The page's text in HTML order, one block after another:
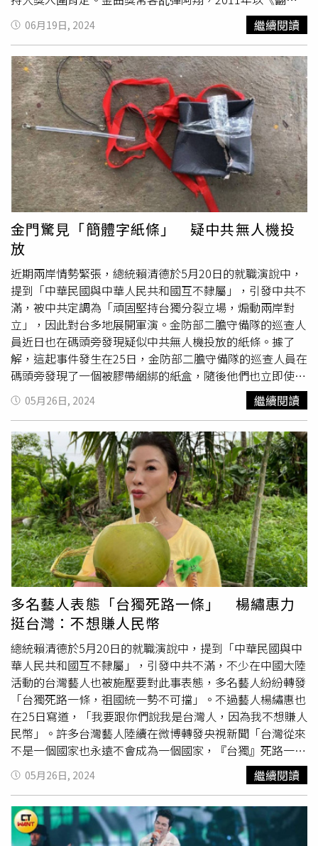
冠霖、陳喬恩、汪東城、周傳雄（小剛）、陳妍希、黃曦
彥、楊宗緯、吳奇隆、辰亦儒和陳意涵，文案統一為「＃中
國終將實現完全統一，台灣必將回歸祖國的懷抱」，明確表
達統一的態度。陳意涵如今再度重申立場，再度掀起兩岸網
友議論，此外，五月天阿信7日在中國「禁娛日」於深圳場
演唱會上照常開唱，並當場表達「為歷史中奮鬥的靈魂掌
聲」，被中國網友認為在講七七事變，隨後更在中國官媒
《央視》微博下方留言「銘記歷史，自強不息，讓世界見證
新世紀」引發台灣部分粉絲不滿。
吧！阿信》電影主題曲〈完美落地〉，獲得金馬獎最佳電影
原創歌曲肯定。2019年他和浩子搭檔主持《台灣金頌》，
甫擔任主持人便獲得金鐘獎提名，隔年奪下第55屆金鐘獎
「綜藝節目主持人獎」，締造「三金大滿貫」的成就。獲封
「國師」的星座專家唐綺陽，一直都是各大節目邀約的熟面
孔，也曾演出電影、戲劇、舞台劇。2020年她和吳姍儒、
炎亞綸合作主持談話性節目《36題愛上你》，隔年節目與主
持人雙料入圍第56屆金鐘獎，並成功拿下「綜藝節目主持人
獎」，節目一共播了3季；她也因此開啟主持之路，陸續接
下《唐綺陽逍遙遊》、《唐綺陽談星室》、《星時代調研
所》等主持棒。林俊逸12歲報名歌唱節目《五燈獎》，在兒
童組一路過關斬將，成為首位五度五關的得主，出道後在歌
唱道路上也獲得無數肯定。2012年，他轉戰主持，和侯佩
岑共同主持《樂光寶盒》，節目於隔年獲得第48屆金鐘獎綜
藝節目主持人獎提名；之後他再主持《音樂萬萬歲》、《星
光大道》都有獲得金鐘獎賞識，是入圍「綜藝節目主持人
獎」的常客。關於張家瑋離開《大集合》主持群，民視回
應：「張家瑋於5月底就被徵召進民視八點檔《愛的榮耀》
劇組，所以暫時無法配合出外景，民視已同步轉知製作人及
主持人胡瓜！」
06月19日, 2024 繼續閱讀
金門驚見「簡體字紙條」 疑中共無人機投
放
近期兩岸情勢緊張，總統賴清德於5月20日的就職演說中，
提到「中華民國與中華人民共和國互不隸屬」，引發中共不
滿，被中共定調為「頑固堅持台獨分裂立場，煽動兩岸對
立」，因此對台多地展開軍演。金防部二膽守備隊的巡查人
員近日也在碼頭旁發現疑似中共無人機投放的紙條。據了
解，這起事件發生在25日，金防部二膽守備隊的巡查人員在
碼頭旁發現了一個被膠帶綑綁的紙盒，隨後他們也立即使用
通報系統報告。在經過檢視內部的紙張，發現上面印有粗糙
的簡體字政治口號。金防部推斷這個物件可能是由無人機在
視線範圍外投放的，目的是引起外界的關注，透過製造話題
來增加網絡社群流量，這是一種典型的認知操作手法。金防
部也強調，防衛區已經完備了重要設施和陣地偽裝，對於類
似的騷擾和挑釁行為，他們將根據自衛原則採取適當的反制
措施，不會被這些行為影響。事實上，總統賴清德上任後，
中國在台周邊海空域進行軍演，《央視新聞》官方微博則於
22日發文喊出「台灣從來不是一個國家，也永遠不會成為一
個國家」、「『台獨』死路一條，祖國統一勢不可擋」等口
號。隨後包括侯佩岑、歐陽娜娜、楊宗緯、楊丞琳、張韶
涵、陳妍希、汪東城、賴冠霖、吳克群、明道、王以綸、辰
亦儒等多名台灣藝人也都轉發文章，並寫下「中國終將實現
完全統一」、「台灣必將回歸祖國的懷抱」等字句，掀起兩
岸網友論戰。
05月26日, 2024 繼續閱讀
多名藝人表態「台獨死路一條」 楊繡惠力
挺台灣：不想賺人民幣
總統賴清德於5月20日的就職演說中，提到「中華民國與中
華人民共和國互不隸屬」，引發中共不滿，不少在中國大陸
活動的台灣藝人也被施壓要對此事表態，多名藝人紛紛轉發
「台獨死路一條，祖國統一勢不可擋」。不過藝人楊繡惠也
在25日寫道，「我要跟你們說我是台灣人，因為我不想賺人
民幣」。許多台灣藝人陸續在微博轉發央視新聞「台灣從來
不是一個國家也永遠不會成為一個國家，『台獨』死路一
條，祖國統一是不可擋」的貼文，包括王心凌、張鈞甯、歐
陽娜娜、侯佩岑 等人，引發台灣網友的不滿。而藝人楊繡惠
則在5月25日於臉書上寫道：「我要跟你們說我是台灣人，
因為我不想賺人民幣，我沒賺人民幣也活得好好的」，並附
上自己喝椰子汁的照片，看起來十分陽光。楊繡惠的貼文也
05月26日, 2024 繼續閱讀